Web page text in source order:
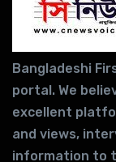
Bangladeshi
portal. We
excellent
and views,
information to